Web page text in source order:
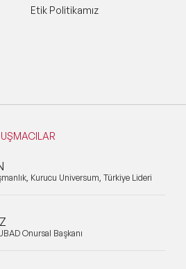
Etik Politikamız
Kurucu Universum, Türkiye Lideri
Onursal Başkanı